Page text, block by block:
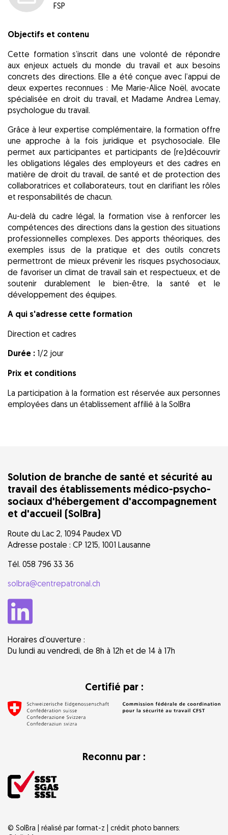
FSP
Objectifs et contenu
Cette formation s’inscrit dans une volonté de répondre
aux enjeux actuels du monde du travail et aux besoins
concrets des directions. Elle a été conçue avec l’appui de
deux expertes reconnues : Me Marie-Alice Noël, avocate
spécialisée en droit du travail, et Madame Andrea Lemay,
psychologue du travail.
Grâce à leur expertise complémentaire, la formation offre
une approche à la fois juridique et psychosociale. Elle
permet aux participantes et participants de (re)découvrir
les obligations légales des employeurs et des cadres en
matière de droit du travail, de santé et de protection des
collaboratrices et collaborateurs, tout en clarifiant les rôles
et responsabilités de chacun.
Au-delà du cadre légal, la formation vise à renforcer les
compétences des directions dans la gestion des situations
professionnelles complexes. Des apports théoriques, des
exemples issus de la pratique et des outils concrets
permettront de mieux prévenir les risques psychosociaux,
de favoriser un climat de travail sain et respectueux, et de
soutenir durablement le bien-être, la santé et le
développement des équipes.
A qui s'adresse cette formation
Direction et cadres
Durée : 1/2 jour
Prix et conditions
La participation à la formation est réservée aux personnes
employées dans un établissement affilié à la SolBra
Solution de branche de santé et sécurité au
travail des établissements médico-psycho-
sociaux d'hébergement d'accompagnement
et d'accueil (SolBra)
Route du Lac 2, 1094 Paudex VD
Adresse postale : CP 1215, 1001 Lausanne
Tél. 058 796 33 36
solbra@centrepatronal.ch
Horaires d’ouverture :
Du lundi au vendredi, de 8h à 12h et de 14 à 17h
Certifié par :
Reconnu par :
© SolBra | réalisé par format-z | crédit photo banners: